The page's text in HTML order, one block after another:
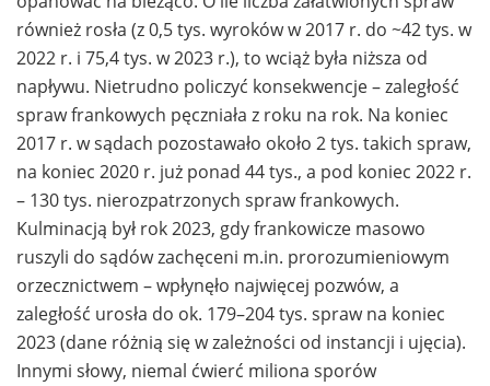
również rosła (z 0,5 tys. wyroków w 2017 r. do ~42 tys. w
2022 r. i 75,4 tys. w 2023 r.), to wciąż była niższa od
napływu. Nietrudno policzyć konsekwencje – zaległość
spraw frankowych pęczniała z roku na rok. Na koniec
2017 r. w sądach pozostawało około 2 tys. takich spraw,
na koniec 2020 r. już ponad 44 tys., a pod koniec 2022 r.
– 130 tys. nierozpatrzonych spraw frankowych.
Kulminacją był rok 2023, gdy frankowicze masowo
ruszyli do sądów zachęceni m.in. prorozumieniowym
orzecznictwem – wpłynęło najwięcej pozwów, a
zaległość urosła do ok. 179–204 tys. spraw na koniec
2023 (dane różnią się w zależności od instancji i ujęcia).
Innymi słowy, niemal ćwierć miliona sporów